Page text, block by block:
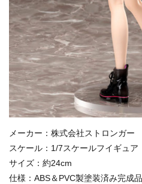
メーカー：株式会社ストロンガー
スケール：1/7スケールフイギュア
サイズ：約24cm
仕様：ABS＆PVC製塗装済み完成品